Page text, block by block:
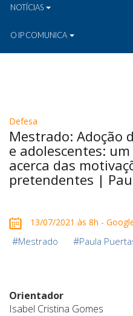
NOTÍCIAS
O IP COMUNICA
Defesa
Mestrado: Adoção
e adolescentes:
acerca das
pretendentes |
13/07/2021 às 8h -
#Mestrado #Paula
Orientador
Isabel Cristina Gomes